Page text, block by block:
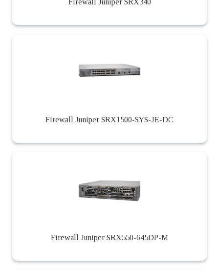
Firewall Juniper SRX340
Firewall Juniper SRX1500-SYS-JE-DC
Firewall Juniper SRX550-645DP-M